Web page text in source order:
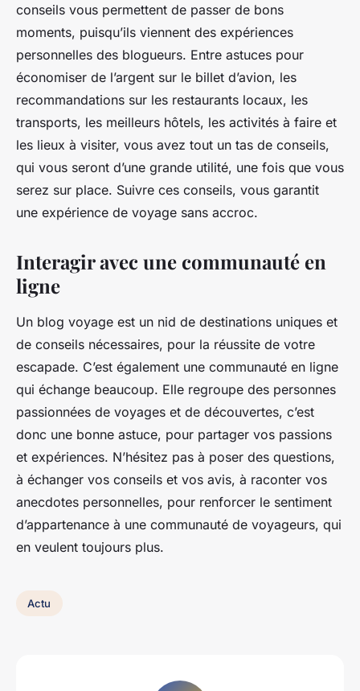
conseils vous permettent de passer de bons
moments, puisqu’ils viennent des expériences
personnelles des blogueurs. Entre astuces pour
économiser de l’argent sur le billet d’avion, les
recommandations sur les restaurants locaux, les
transports, les meilleurs hôtels, les activités à faire et
les lieux à visiter, vous avez tout un tas de conseils,
qui vous seront d’une grande utilité, une fois que vous
serez sur place. Suivre ces conseils, vous garantit
une expérience de voyage sans accroc.
Interagir avec une communauté en
ligne
Un blog voyage est un nid de destinations uniques et
de conseils nécessaires, pour la réussite de votre
escapade. C’est également une communauté en ligne
qui échange beaucoup. Elle regroupe des personnes
passionnées de voyages et de découvertes, c’est
donc une bonne astuce, pour partager vos passions
et expériences. N’hésitez pas à poser des questions,
à échanger vos conseils et vos avis, à raconter vos
anecdotes personnelles, pour renforcer le sentiment
d’appartenance à une communauté de voyageurs, qui
en veulent toujours plus.
Actu